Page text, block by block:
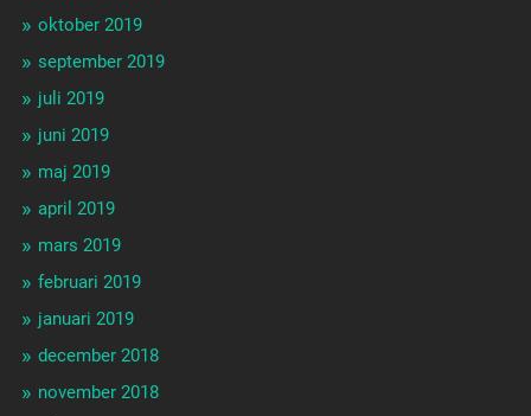
oktober 2019
september 2019
juli 2019
juni 2019
maj 2019
april 2019
mars 2019
februari 2019
januari 2019
december 2018
november 2018